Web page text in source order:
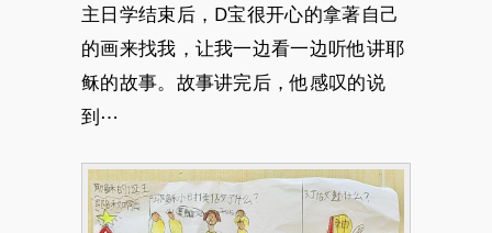
主日学结束后，D宝很开心的拿著自己
的画来找我，让我一边看一边听他讲耶
稣的故事。故事讲完后，他感叹的说
到⋯